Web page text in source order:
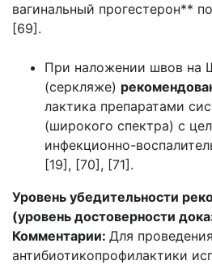
вагинальный прогестерон**
[69].
При наложении швов на
(серкляже)
лактика препаратами
(широкого спектра) с
инфекционно-
[19], [70], [71].
Уровень убедительности
(уровень достоверности
Комментарии: Для
антибиотикопрофилактики